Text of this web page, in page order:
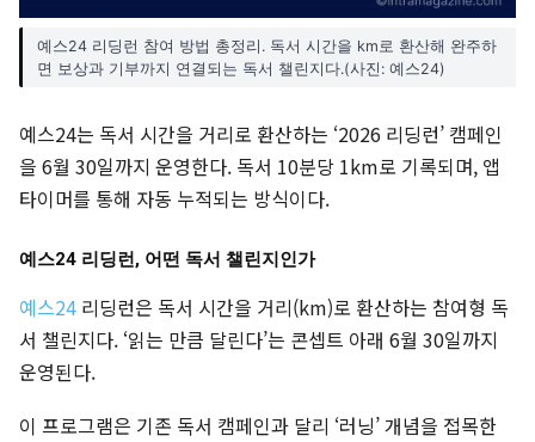
예스24 리딩런 참여 방법 총정리. 독서 시간을 km로 환산해 완주하
면 보상과 기부까지 연결되는 독서 챌린지다.(사진: 예스24)
예스24는 독서 시간을 거리로 환산하는 ‘2026 리딩런’ 캠페인
을 6월 30일까지 운영한다. 독서 10분당 1km로 기록되며, 앱
타이머를 통해 자동 누적되는 방식이다.
예스24 리딩런, 어떤 독서 챌린지인가
예스24 리딩런은 독서 시간을 거리(km)로 환산하는 참여형 독
서 챌린지다. ‘읽는 만큼 달린다’는 콘셉트 아래 6월 30일까지
운영된다.
이 프로그램은 기존 독서 캠페인과 달리 ‘러닝’ 개념을 접목한